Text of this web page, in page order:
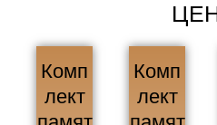
Комп
лект
Комп
лект